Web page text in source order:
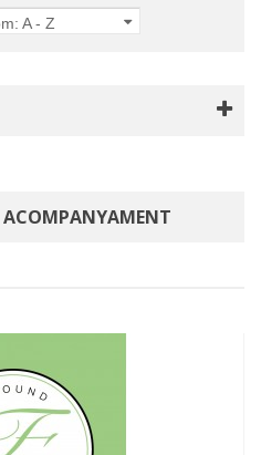
A - Z
ACOMPANYAMENT